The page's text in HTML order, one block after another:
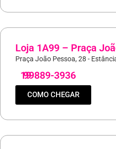
Loja 1A99 – Praça
Praça João Pessoa, 28 -
19
99889-3936
COMO CHEGAR